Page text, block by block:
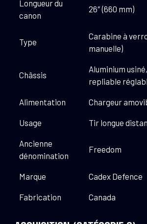
Longueur du
canon
26″ (660 mm)
Type
Carabine à
manuelle)
Châssis
Aluminium
repliable
Alimentation Chargeur
Usage Tir longue
Ancienne
dénomination
Freedom
Marque Cadex Defence
Fabrication Canada